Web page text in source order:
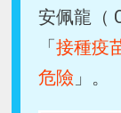
安佩龍（
「接種疫
危險 」。